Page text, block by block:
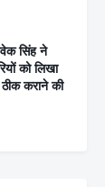
सिंह ने
को लिखा
कराने की